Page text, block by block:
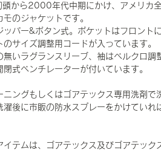
から2000年代中期にかけ、アメリカ
モのジャケットです。
ッパー&ボタン式。ポケットはフロント
のサイズ調整用コードが入っています。
無いラグランスリーブ、袖はベルクロ調
閉式ベンチレーターが付いています。
ニングもしくはゴアテックス専用洗剤で
濯後に市販の防水スプレーをかけていれ
テムは、ゴアテックス及びゴアテック